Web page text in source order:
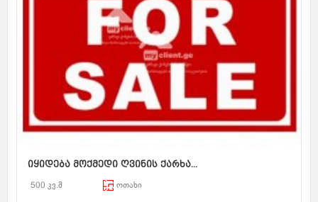
იყიდება მოქმედი ღვინის ქარხა...
500 კვ.მ ოთახი